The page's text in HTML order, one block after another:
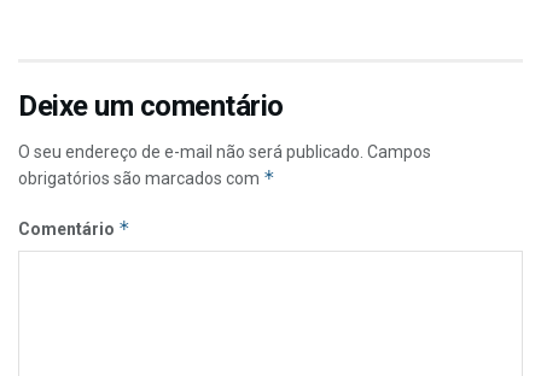
Deixe um comentário
O seu endereço de e-mail não será publicado. Campos
obrigatórios são marcados com *
Comentário *